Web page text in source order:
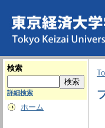
検索
詳細検索
ホーム